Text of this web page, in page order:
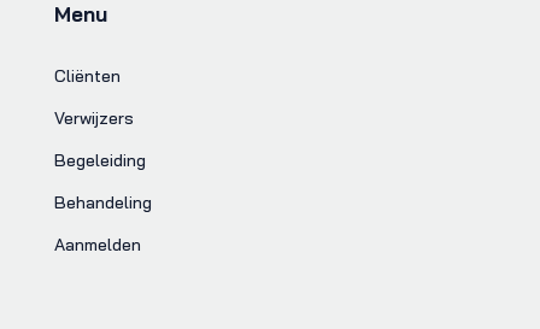
Menu
Cliënten
Verwijzers
Begeleiding
Behandeling
Aanmelden